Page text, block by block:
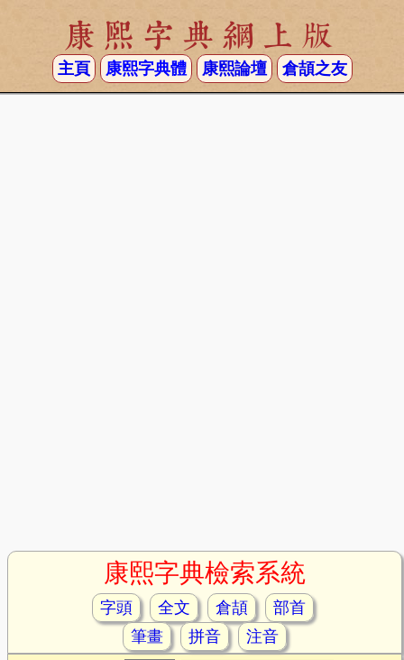
康熙字典網上版
主頁 康熙字典體 康熙論壇 倉頡之友
康熙字典檢索系統
字頭 全文 倉頡
部首
筆畫
拼音
注音